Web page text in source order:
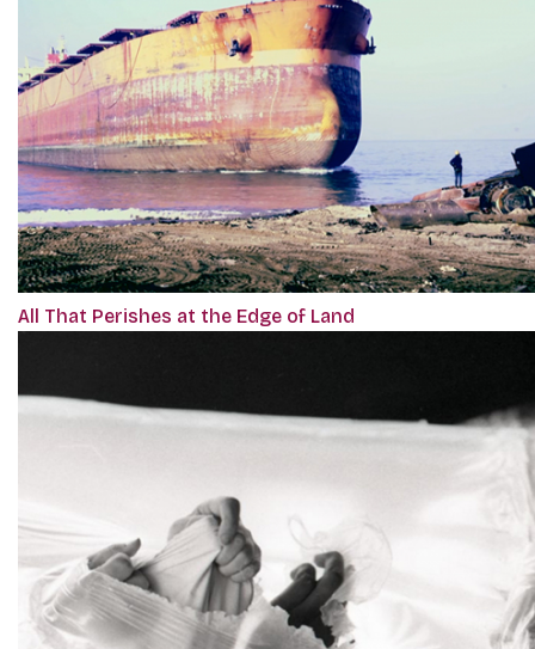
All That Perishes at the Edge of Land